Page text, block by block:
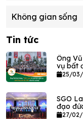
Không gian sống
Tin tức
Ông
vụ bất
25/
SGO
đạo
VPEC
27/